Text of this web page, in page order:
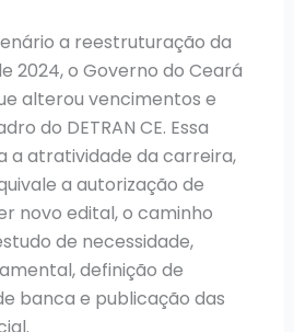
a reestruturação da
2024, o Governo do Ceará
alterou vencimentos e
do DETRAN CE. Essa
a atratividade da carreira,
a autorização de
novo edital, o caminho
de necessidade,
definição de
banca e publicação das